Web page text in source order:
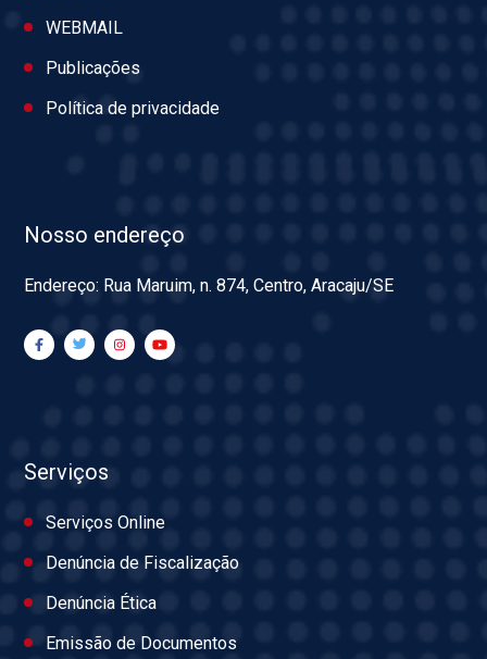
WEBMAIL
Publicações
Política de privacidade
Nosso endereço
Endereço: Rua Maruim, n. 874, Centro, Aracaju/SE
Serviços
Serviços Online
Denúncia de Fiscalização
Denúncia Ética
Emissão de Documentos